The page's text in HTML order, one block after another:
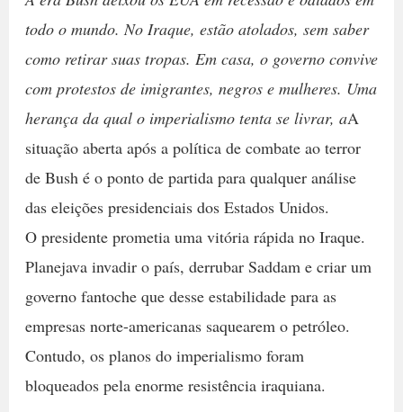
todo o mundo. No Iraque, estão atolados, sem saber
como retirar suas tropas. Em casa, o governo convive
com protestos de imigrantes, negros e mulheres. Uma
herança da qual o imperialismo tenta se livrar, aA
situação aberta após a política de combate ao terror
de Bush é o ponto de partida para qualquer análise
das eleições presidenciais dos Estados Unidos.
O presidente prometia uma vitória rápida no Iraque.
Planejava invadir o país, derrubar Saddam e criar um
governo fantoche que desse estabilidade para as
empresas norte-americanas saquearem o petróleo.
Contudo, os planos do imperialismo foram
bloqueados pela enorme resistência iraquiana.